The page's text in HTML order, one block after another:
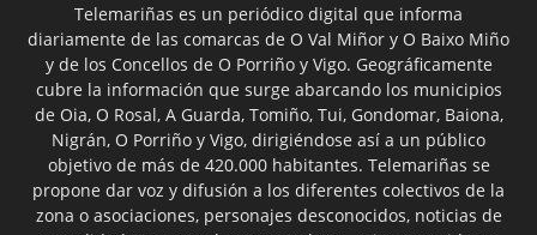
Telemariñas es un periódico digital que informa
diariamente de las comarcas de O Val Miñor y O Baixo Miño
y de los Concellos de O Porriño y Vigo. Geográficamente
cubre la información que surge abarcando los municipios
de Oia, O Rosal, A Guarda, Tomiño, Tui, Gondomar, Baiona,
Nigrán, O Porriño y Vigo, dirigiéndose así a un público
objetivo de más de 420.000 habitantes. Telemariñas se
propone dar voz y difusión a los diferentes colectivos de la
zona o asociaciones, personajes desconocidos, noticias de